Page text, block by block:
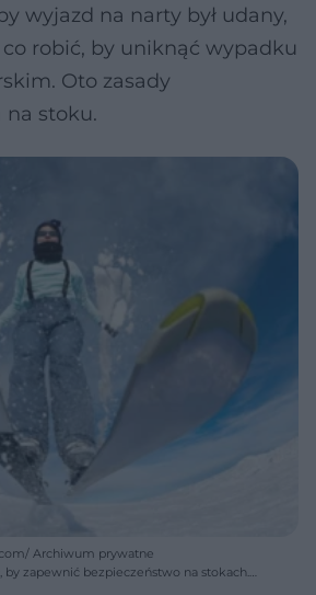
wyjazd na narty był udany,
robić, by uniknąć wypadku
Oto zasady
na stoku.
Archiwum prywatne
by zapewnić bezpieczeństwo na stokach.